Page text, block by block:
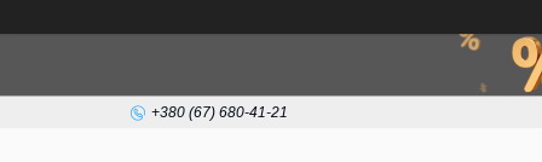
+380 (67) 680-41-21